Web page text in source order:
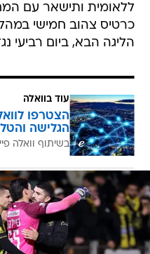
ללאומית ותישאר עם
כרטיס צהוב חמישי
הליגה הבא, ביום רביעי
עוד בוואלה
הגלישה
בשיתוף וואלה